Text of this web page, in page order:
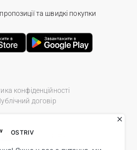
конфіденційності
договір
та швидкі покупки